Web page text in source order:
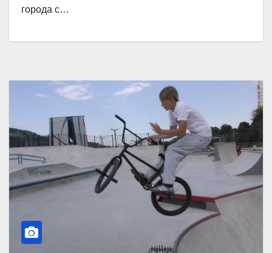
города с…